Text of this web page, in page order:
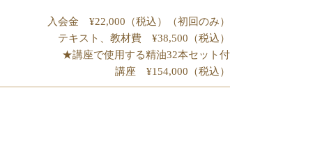
入会金 ¥22,000（税込）（初回のみ）
テキスト、教材費 ¥38,500（税込）
★講座で使用する精油32本セット付
講座 ¥154,000（税込）